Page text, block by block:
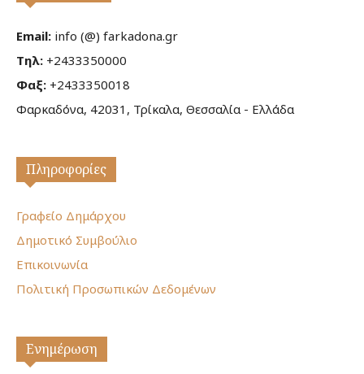
Email: info (@) farkadona.gr
Τηλ: +2433350000
Φαξ: +2433350018
Φαρκαδόνα, 42031, Τρίκαλα, Θεσσαλία - Ελλάδα
Πληροφορίες
Γραφείο Δημάρχου
Δημοτικό Συμβούλιο
Επικοινωνία
Πολιτική Προσωπικών Δεδομένων
Ενημέρωση